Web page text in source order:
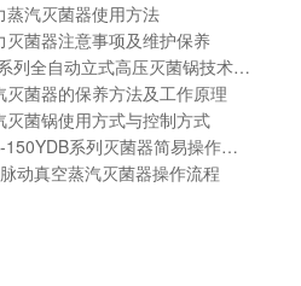
蒸汽灭菌器使用方法
灭菌器注意事项及维护保养
致微FD系列全自动立式高压灭菌锅技术参数
灭菌器的保养方法及工作原理
灭菌锅使用方式与控制方式
卧式WS-150YDB系列灭菌器简易操作方法：
动真空蒸汽灭菌器操作流程